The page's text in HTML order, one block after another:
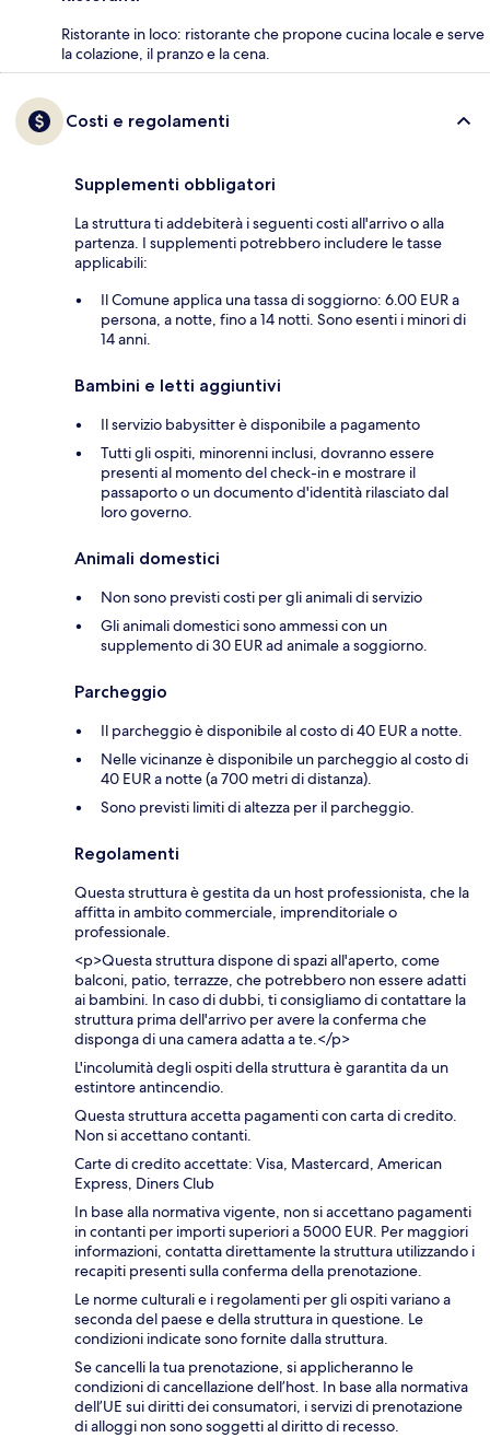
Ristorante in loco: ristorante che propone cucina locale e serve
la colazione, il pranzo e la cena.
Costi e regolamenti
Supplementi obbligatori
La struttura ti addebiterà i seguenti costi all'arrivo o alla
partenza. I supplementi potrebbero includere le tasse
applicabili:
Il Comune applica una tassa di soggiorno: 6.00 EUR a
persona, a notte, fino a 14 notti. Sono esenti i minori di
14 anni.
Bambini e letti aggiuntivi
Il servizio babysitter è disponibile a pagamento
Tutti gli ospiti, minorenni inclusi, dovranno essere
presenti al momento del check-in e mostrare il
passaporto o un documento d'identità rilasciato dal
loro governo.
Animali domestici
Non sono previsti costi per gli animali di servizio
Gli animali domestici sono ammessi con un
supplemento di 30 EUR ad animale a soggiorno.
Parcheggio
Il parcheggio è disponibile al costo di 40 EUR a notte.
Nelle vicinanze è disponibile un parcheggio al costo di
40 EUR a notte (a 700 metri di distanza).
Sono previsti limiti di altezza per il parcheggio.
Regolamenti
Questa struttura è gestita da un host professionista, che la
affitta in ambito commerciale, imprenditoriale o
professionale.
<p>Questa struttura dispone di spazi all'aperto, come
balconi, patio, terrazze, che potrebbero non essere adatti
ai bambini. In caso di dubbi, ti consigliamo di contattare la
struttura prima dell'arrivo per avere la conferma che
disponga di una camera adatta a te.</p>
L'incolumità degli ospiti della struttura è garantita da un
estintore antincendio.
Questa struttura accetta pagamenti con carta di credito.
Non si accettano contanti.
Carte di credito accettate: Visa, Mastercard, American
Express, Diners Club
In base alla normativa vigente, non si accettano pagamenti
in contanti per importi superiori a 5000 EUR. Per maggiori
informazioni, contatta direttamente la struttura utilizzando i
recapiti presenti sulla conferma della prenotazione.
Le norme culturali e i regolamenti per gli ospiti variano a
seconda del paese e della struttura in questione. Le
condizioni indicate sono fornite dalla struttura.
Se cancelli la tua prenotazione, si applicheranno le
condizioni di cancellazione dell’host. In base alla normativa
dell’UE sui diritti dei consumatori, i servizi di prenotazione
di alloggi non sono soggetti al diritto di recesso.